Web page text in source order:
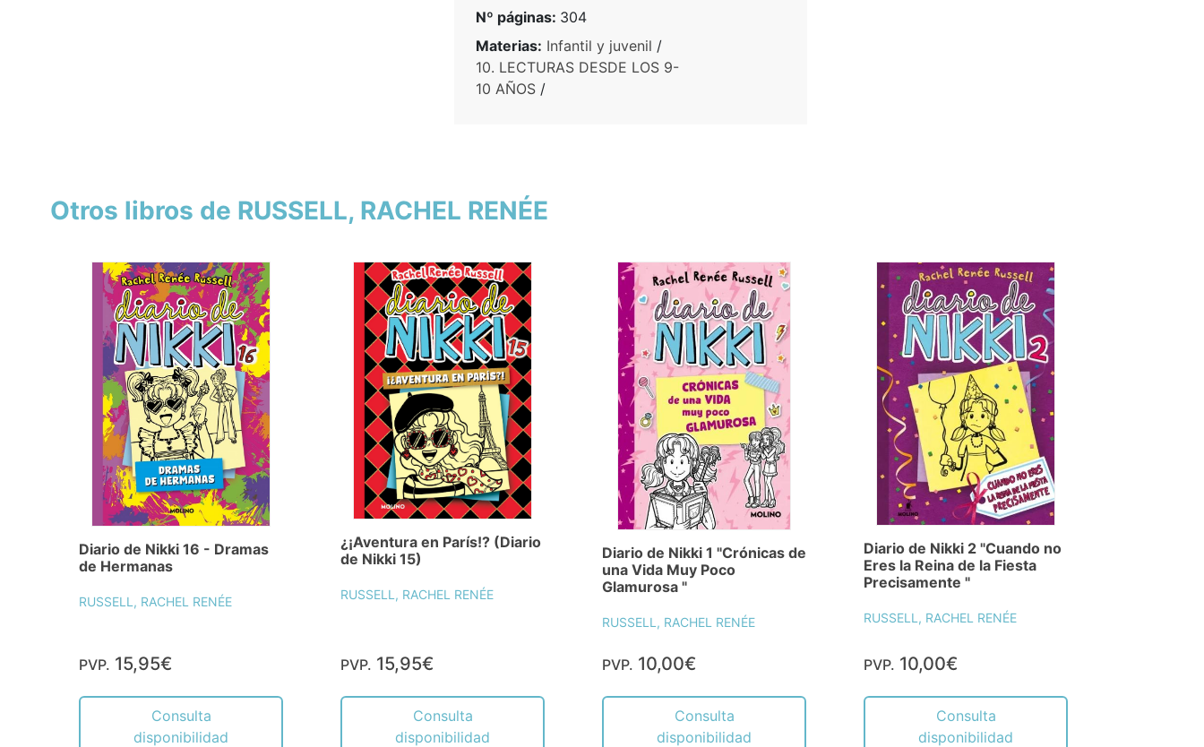
Nº páginas: 304
Materias: Infantil y juvenil /
10. LECTURAS DESDE LOS 9-
10 AÑOS/
Otros libros de RUSSELL, RACHEL RENÉE
Diario de Nikki 16 - Dramas
de Hermanas
RUSSELL, RACHEL RENÉE
PVP. 15,95€
Consulta
disponibilidad
¿¡Aventura en París!? (Diario
de Nikki 15)
RUSSELL, RACHEL RENÉE
PVP. 15,95€
Consulta
disponibilidad
Diario de Nikki 1 "Crónicas de
una Vida Muy Poco
Glamurosa "
RUSSELL, RACHEL RENÉE
PVP. 10,00€
Consulta
disponibilidad
Diario de Nikki 2 "Cuando no
Eres la Reina de la Fiesta
Precisamente "
RUSSELL, RACHEL RENÉE
PVP. 10,00€
Consulta
disponibilidad